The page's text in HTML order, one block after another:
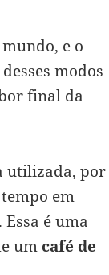
e o
modos
final da
utilizada, por
em
é uma
um café de